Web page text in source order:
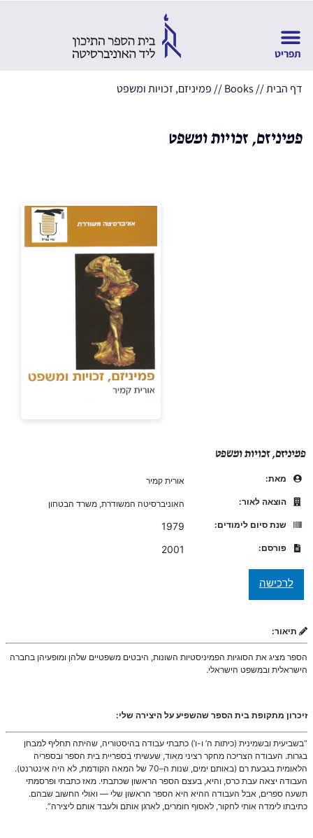
דף הבית//
Books
// פמיניזם, זכויות ומשפט
פמיניזם, זכויות ומשפט
פמיניזם, זכויות ומשפט
מאת:
אורית קמיר
הוצאה לאור:
האוניברסיטה המשודרת, משרד הבטחון
שנת סיום לימודים:
1979
פורסם: 2001
תיאור:
הספר מציג את הסוגיות הפמיניסטיות השונות, היבטים משפטיים שלהן ומופעיהן בחברה
הישראלית ובמשפט הישראלי.
זיכרון מתקופת בית הספר שהשפיע על היצירה שלי:
“בשביעית ובשמינית (כיתות ה’ ו-ו’) כתבתי עבודה בהיסטוריה, שהיתה תחליף למבחן
בגרות. העבודה הצריכה מחקר רציני מאוד, שעשיתי בספריית בית הספר ובספריה
הלאומית בגבעת רם (באותם ימים, שנות ה–70 של המאה הקודמת, לא היה אינטרנט).
העבודה יצאה עבת כרס, והיא, בעצם הספר הראשון שכתבתי. מאז כתבתי ופרסמתי
תשעה ספרים, אבל העבודה ההיא היא הספר הראשון שלי — ואולי החשוב שבהם.
כתיבתו לימדה אותי לחקור, לאסוף חומרים, לארגן אותם ולעבד אותם ליצירה”.